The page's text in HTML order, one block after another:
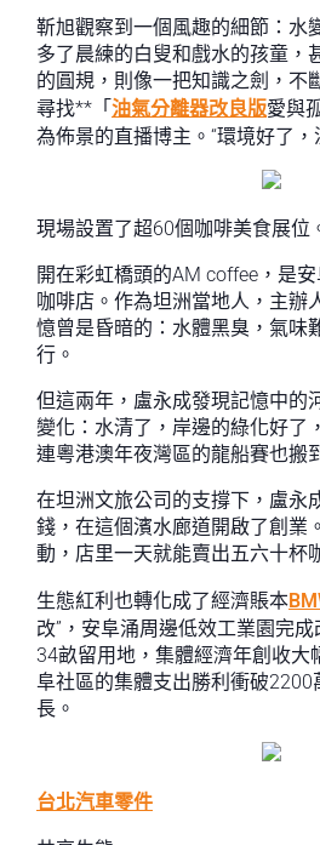
靳旭觀察到一個風趣的細節：水
多了晨練的白叟和戲水的孩童，
的圓規，則像一把知識之劍，不
尋找**「油氣分離器改良版愛與
為佈景的直播博主。“環境好了，
現場設置了超60個咖啡美食展位
開在彩虹橋頭的AM coffee，是
咖啡店。作為坦洲當地人，主辦
憶曾是昏暗的：水體黑臭，氣味
行。
但這兩年，盧永成發現記憶中的
變化：水清了，岸邊的綠化好了
連粵港澳年夜灣區的龍船賽也搬
在坦洲文旅公司的支撐下，盧永
錢，在這個濱水廊道開啟了創業
動，店里一天就能賣出五六十杯
生態紅利也轉化成了經濟賬本
改”，安阜涌周邊低效工業園完
34畝留⽤地，集體經濟年創收⼤
阜社區的集體支出勝利衝破2200
長。
台北汽車零件